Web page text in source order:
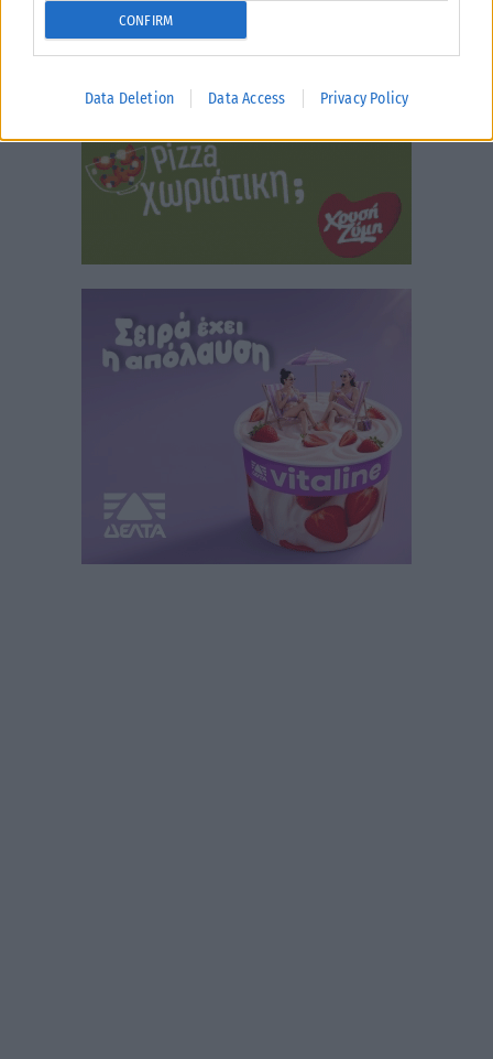
CONFIRM
Data Deletion Data Access Privacy Policy